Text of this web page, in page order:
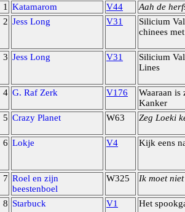
1
Katamarom V44
Aah de
2 Jess Long V31
Silicium
chinees
3 Jess Long V31
Silicium
Lines
4 G. Raf Zerk V176
Waaraan is
Kanker
5 Crazy Planet W63 Zeg Loeki
6 Lokje V4 Kijk eens
7 Roel en zijn
beestenboel
W325 Ik moet
8 Starbuck V1 Het